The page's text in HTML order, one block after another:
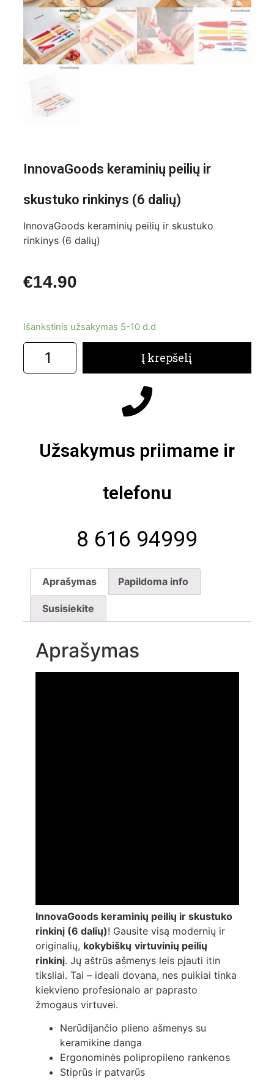
InnovaGoods keraminių peilių ir
skustuko rinkinys (6 dalių)
InnovaGoods keraminių peilių ir skustuko
rinkinys (6 dalių)
€14.90
Išankstinis užsakymas 5-10 d.d
Į krepšelį
Užsakymus priimame ir
telefonu
8 616 94999
Aprašymas Papildoma info
Susisiekite
Aprašymas
InnovaGoods keraminių peilių ir skustuko
rinkinį (6 dalių)! Gausite visą modernių ir
originalių, kokybiškų virtuvinių peilių
rinkinį. Jų aštrūs ašmenys leis pjauti itin
tiksliai. Tai – ideali dovana, nes puikiai tinka
kiekvieno profesionalo ar paprasto
žmogaus virtuvei.
Nerūdijančio plieno ašmenys su
keramikine danga
Ergonominės polipropileno rankenos
Stiprūs ir patvarūs